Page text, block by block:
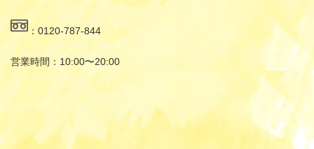
：0120-787-844
営業時間：10:00〜20:00